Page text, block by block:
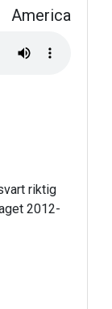
America
riktig
2012-